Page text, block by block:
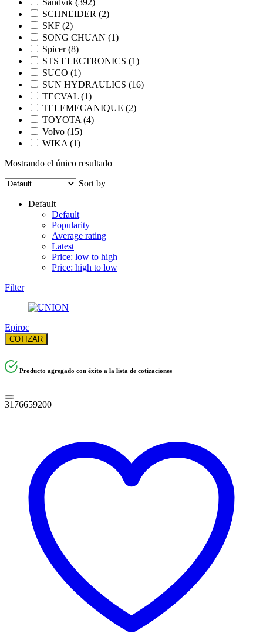
SCHNEIDER (2)
SKF (2)
SONG CHUAN (1)
Spicer(8)
STS ELECTRONICS (1)
SUCO (1)
SUN HYDRAULICS (16)
TECVAL (1)
TELEMECANIQUE (2)
TOYOTA (4)
Volvo (15)
WIKA (1)
Mostrando el único resultado
Sort by
Default
Default
Popularity
Average rating
Latest
Price: low to high
Price: high to low
Filter
Epiroc
COTIZAR
Producto agregado con éxito a la lista de cotizaciones
3176659200